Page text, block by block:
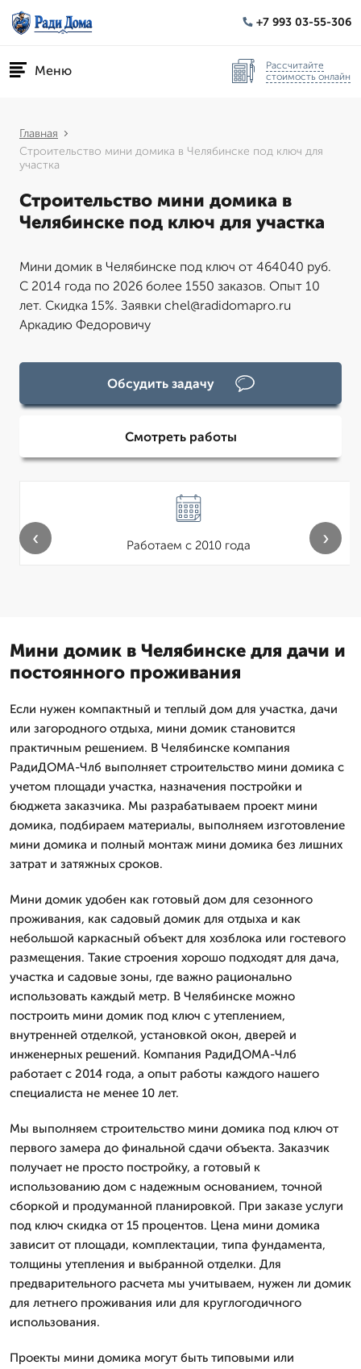
+7 993 03-55-306
Меню
Рассчитайте
стоимость онлайн
Главная
Строительство мини домика в Челябинске под ключ для
участка
Строительство мини домика в
Челябинске под ключ для участка
Мини домик в Челябинске под ключ от 464040 руб.
С 2014 года по 2026 более 1550 заказов. Опыт 10
лет. Скидка 15%. Заявки chel@radidomapro.ru
Аркадию Федоровичу
Обсудить задачу
Смотреть работы
Работаем с 2010 года
‹ ›
Мини домик в Челябинске для дачи и
постоянного проживания
Если нужен компактный и теплый дом для участка, дачи
или загородного отдыха, мини домик становится
практичным решением. В Челябинске компания
РадиДОМА-Члб выполняет строительство мини домика с
учетом площади участка, назначения постройки и
бюджета заказчика. Мы разрабатываем проект мини
домика, подбираем материалы, выполняем изготовление
мини домика и полный монтаж мини домика без лишних
затрат и затяжных сроков.
Мини домик удобен как готовый дом для сезонного
проживания, как садовый домик для отдыха и как
небольшой каркасный объект для хозблока или гостевого
размещения. Такие строения хорошо подходят для дача,
участка и садовые зоны, где важно рационально
использовать каждый метр. В Челябинске можно
построить мини домик под ключ с утеплением,
внутренней отделкой, установкой окон, дверей и
инженерных решений. Компания РадиДОМА-Члб
работает с 2014 года, а опыт работы каждого нашего
специалиста не менее 10 лет.
Мы выполняем строительство мини домика под ключ от
первого замера до финальной сдачи объекта. Заказчик
получает не просто постройку, а готовый к
использованию дом с надежным основанием, точной
сборкой и продуманной планировкой. При заказе услуги
под ключ скидка от 15 процентов. Цена мини домика
зависит от площади, комплектации, типа фундамента,
толщины утепления и выбранной отделки. Для
предварительного расчета мы учитываем, нужен ли домик
для летнего проживания или для круглогодичного
использования.
Проекты мини домика могут быть типовыми или